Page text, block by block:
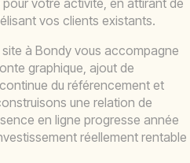
vos clients existants.
à Bondy vous accompagne
graphique, ajout de
du référencement et
une relation de
en ligne progresse année
réellement rentable